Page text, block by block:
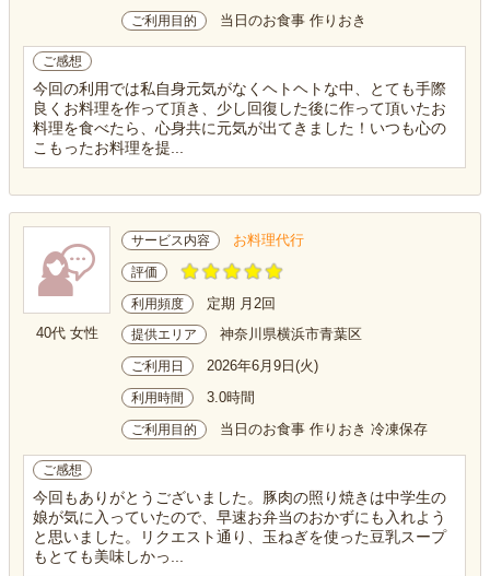
ご利用目的 当日のお食事 作りおき
ご感想
今回の利用では私自身元気がなくヘトヘトな中、とても手際
良くお料理を作って頂き、少し回復した後に作って頂いたお
料理を食べたら、心身共に元気が出てきました！いつも心の
こもったお料理を提...
40代 女性
サービス内容 お料理代行
評価
利用頻度 定期 月2回
提供エリア 神奈川県横浜市青葉区
ご利用日 2026年6月9日(火)
利用時間 3.0時間
ご利用目的 当日のお食事 作りおき 冷凍保存
ご感想
今回もありがとうございました。豚肉の照り焼きは中学生の
娘が気に入っていたので、早速お弁当のおかずにも入れよう
と思いました。リクエスト通り、玉ねぎを使った豆乳スープ
もとても美味しかっ...